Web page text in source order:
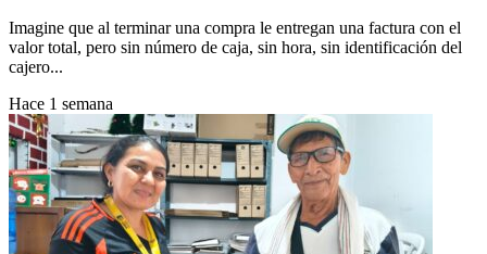
Imagine que al terminar una compra le entregan una factura con el
valor total, pero sin número de caja, sin hora, sin identificación del
cajero...
Hace 1 semana